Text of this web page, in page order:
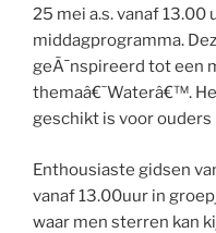
25 mei a.s. vanaf 13.00
middagprogramma.
geÃ¯nspireerd tot een
themaâ€˜Waterâ€™.
geschikt is voor
Enthousiaste gidsen
vanaf 13.00uur in
waar men sterren kan